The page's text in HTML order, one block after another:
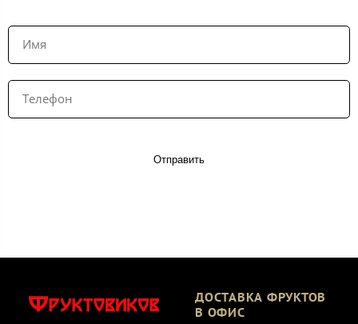
Отправить
ДОСТАВКА ФРУКТОВ
В ОФИС